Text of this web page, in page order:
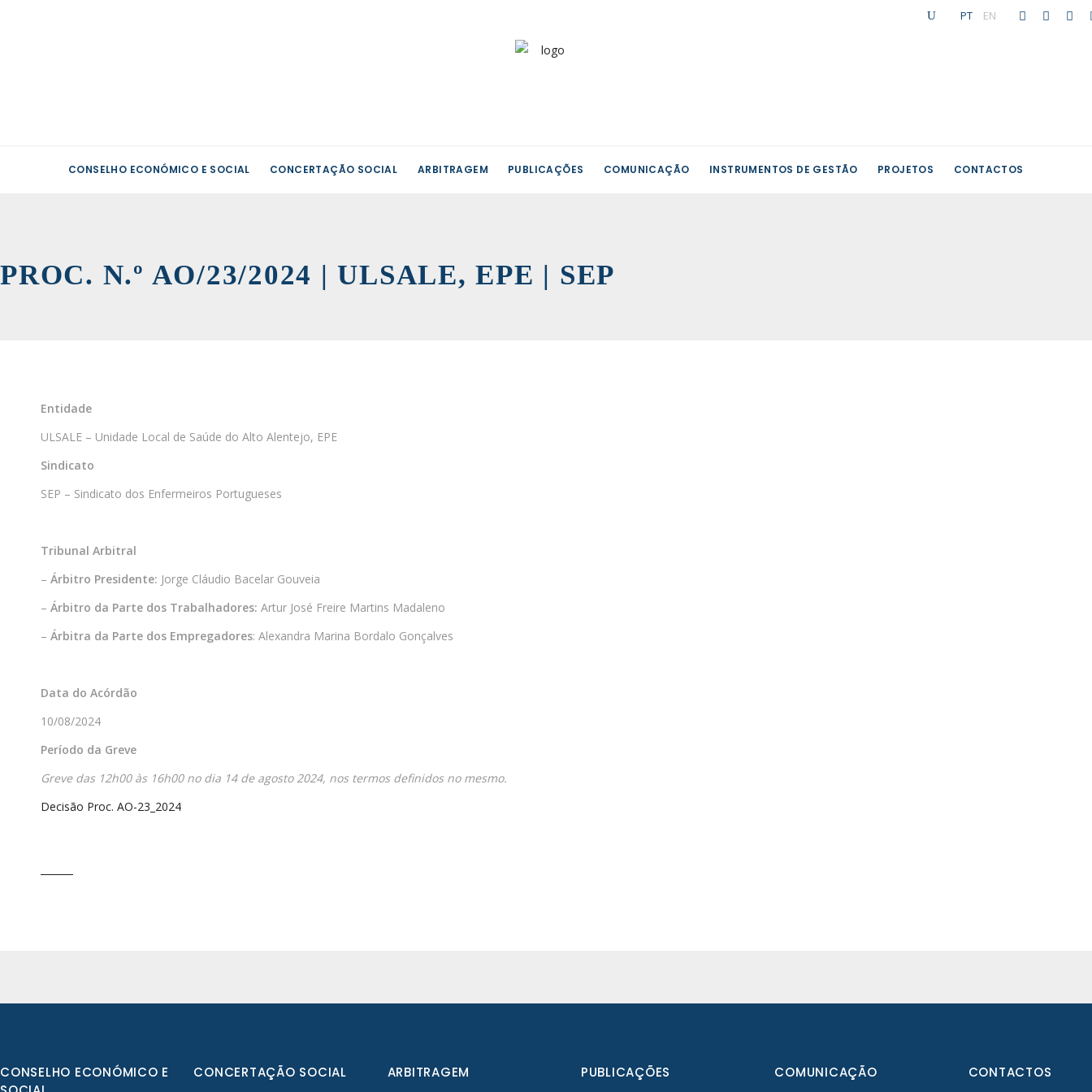
PT EN
CONSELHO ECONÓMICO E SOCIAL CONCERTAÇÃO SOCIAL ARBITRAGEM PUBLICAÇÕES COMUNICAÇÃO INSTRUMENTOS DE GESTÃO PROJETOS CONTACTOS
PROC. N.º AO/23/2024 | ULSALE, EPE | SEP
Entidade
ULSALE – Unidade Local de Saúde do Alto Alentejo, EPE
Sindicato
SEP – Sindicato dos Enfermeiros Portugueses
Tribunal Arbitral
– Árbitro Presidente: Jorge Cláudio Bacelar Gouveia
– Árbitro da Parte dos Trabalhadores: Artur José Freire Martins Madaleno
– Árbitra da Parte dos Empregadores: Alexandra Marina Bordalo Gonçalves
Data do Acórdão
10/08/2024
Período da Greve
Greve das 12h00 às 16h00 no dia 14 de agosto 2024, nos termos definidos no mesmo.
Decisão Proc. AO-23_2024
CONSELHO ECONÓMICO E
CONCERTAÇÃO SOCIAL ARBITRAGEM PUBLICAÇÕES COMUNICAÇÃO CONTACTOS